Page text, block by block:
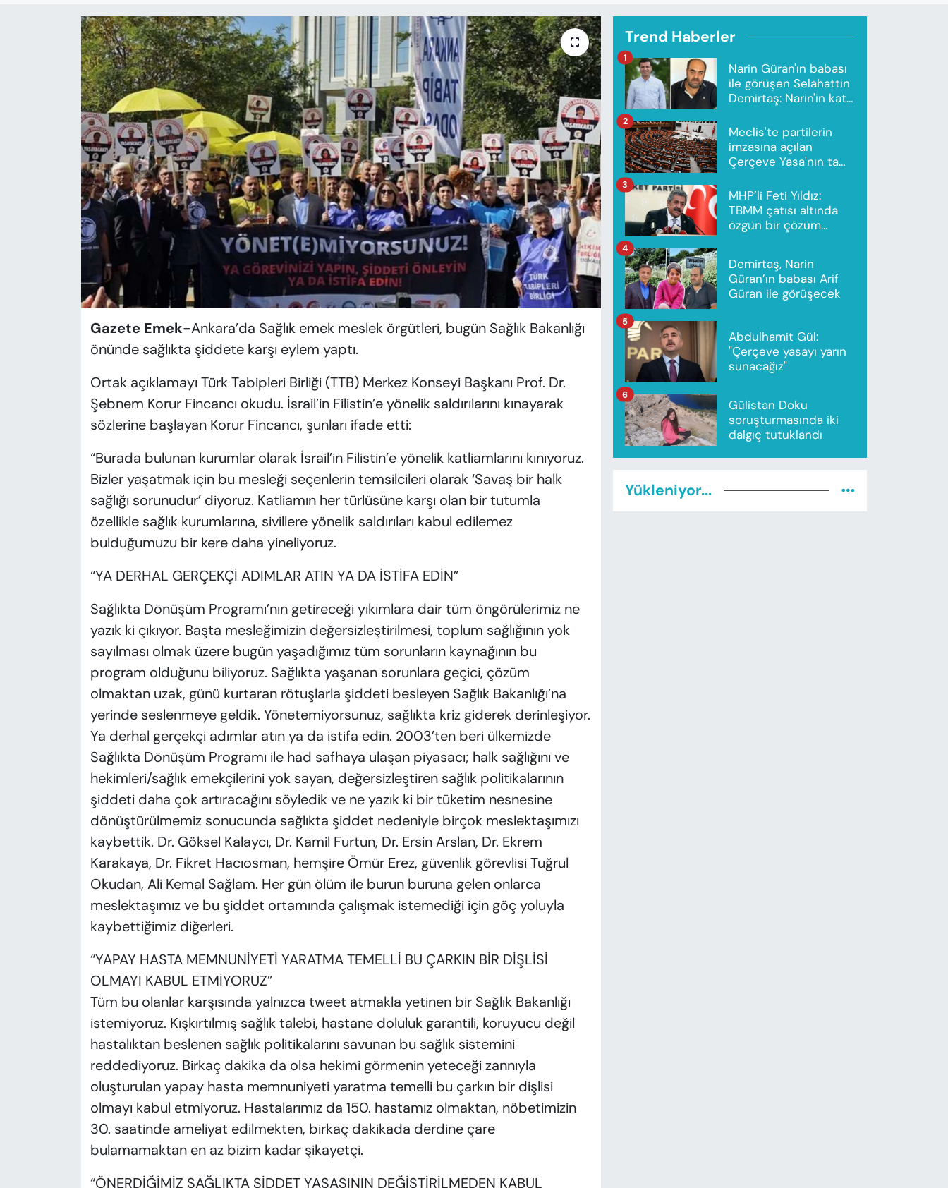
Gazete Emek-Ankara’da Sağlık emek meslek örgütleri, bugün Sağlık Bakanlığı
önünde sağlıkta şiddete karşı eylem yaptı.
Ortak açıklamayı Türk Tabipleri Birliği (TTB) Merkez Konseyi Başkanı Prof. Dr.
Şebnem Korur Fincancı okudu. İsrail’in Filistin’e yönelik saldırılarını kınayarak
sözlerine başlayan Korur Fincancı, şunları ifade etti:
“Burada bulunan kurumlar olarak İsrail’in Filistin’e yönelik katliamlarını kınıyoruz.
Bizler yaşatmak için bu mesleği seçenlerin temsilcileri olarak ‘Savaş bir halk
sağlığı sorunudur’ diyoruz. Katliamın her türlüsüne karşı olan bir tutumla
özellikle sağlık kurumlarına, sivillere yönelik saldırıları kabul edilemez
bulduğumuzu bir kere daha yineliyoruz.
“YA DERHAL GERÇEKÇİ ADIMLAR ATIN YA DA İSTİFA EDİN”
Sağlıkta Dönüşüm Programı’nın getireceği yıkımlara dair tüm öngörülerimiz ne
yazık ki çıkıyor. Başta mesleğimizin değersizleştirilmesi, toplum sağlığının yok
sayılması olmak üzere bugün yaşadığımız tüm sorunların kaynağının bu
program olduğunu biliyoruz. Sağlıkta yaşanan sorunlara geçici, çözüm
olmaktan uzak, günü kurtaran rötuşlarla şiddeti besleyen Sağlık Bakanlığı’na
yerinde seslenmeye geldik. Yönetemiyorsunuz, sağlıkta kriz giderek derinleşiyor.
Ya derhal gerçekçi adımlar atın ya da istifa edin. 2003’ten beri ülkemizde
Sağlıkta Dönüşüm Programı ile had safhaya ulaşan piyasacı; halk sağlığını ve
hekimleri/sağlık emekçilerini yok sayan, değersizleştiren sağlık politikalarının
şiddeti daha çok artıracağını söyledik ve ne yazık ki bir tüketim nesnesine
dönüştürülmemiz sonucunda sağlıkta şiddet nedeniyle birçok meslektaşımızı
kaybettik. Dr. Göksel Kalaycı, Dr. Kamil Furtun, Dr. Ersin Arslan, Dr. Ekrem
Karakaya, Dr. Fikret Hacıosman, hemşire Ömür Erez, güvenlik görevlisi Tuğrul
Okudan, Ali Kemal Sağlam. Her gün ölüm ile burun buruna gelen onlarca
meslektaşımız ve bu şiddet ortamında çalışmak istemediği için göç yoluyla
kaybettiğimiz diğerleri.
“YAPAY HASTA MEMNUNİYETİ YARATMA TEMELLİ BU ÇARKIN BİR DİŞLİSİ
OLMAYI KABUL ETMİYORUZ”
Tüm bu olanlar karşısında yalnızca tweet atmakla yetinen bir Sağlık Bakanlığı
istemiyoruz. Kışkırtılmış sağlık talebi, hastane doluluk garantili, koruyucu değil
hastalıktan beslenen sağlık politikalarını savunan bu sağlık sistemini
reddediyoruz. Birkaç dakika da olsa hekimi görmenin yeteceği zannıyla
oluşturulan yapay hasta memnuniyeti yaratma temelli bu çarkın bir dişlisi
olmayı kabul etmiyoruz. Hastalarımız da 150. hastamız olmaktan, nöbetimizin
30. saatinde ameliyat edilmekten, birkaç dakikada derdine çare
bulamamaktan en az bizim kadar şikayetçi.
“ÖNERDİĞİMİZ SAĞLIKTA ŞİDDET YASASININ DEĞİŞTİRİLMEDEN KABUL
Trend Haberler
Narin Güran'ın babası
ile görüşen Selahattin
Demirtaş: Narin'in katili
1
Meclis'te partilerin
imzasına açılan
Çerçeve Yasa'nın tam
2
MHP’li Feti Yıldız:
TBMM çatısı altında
özgün bir çözüm
3
Demirtaş, Narin
Güran’ın babası Arif
Güran ile görüşecek
4
Abdulhamit Gül:
"Çerçeve yasayı yarın
sunacağız"
5
Gülistan Doku
soruşturmasında iki
dalgıç tutuklandı
6
Yükleniyor...
SAĞLIK
KÜLTÜR-SANAT
MAGAZİN
ÖZEL HABER
YAZAR KÖŞESİ
VAN VE DİYARBAKIR HABERLERİ